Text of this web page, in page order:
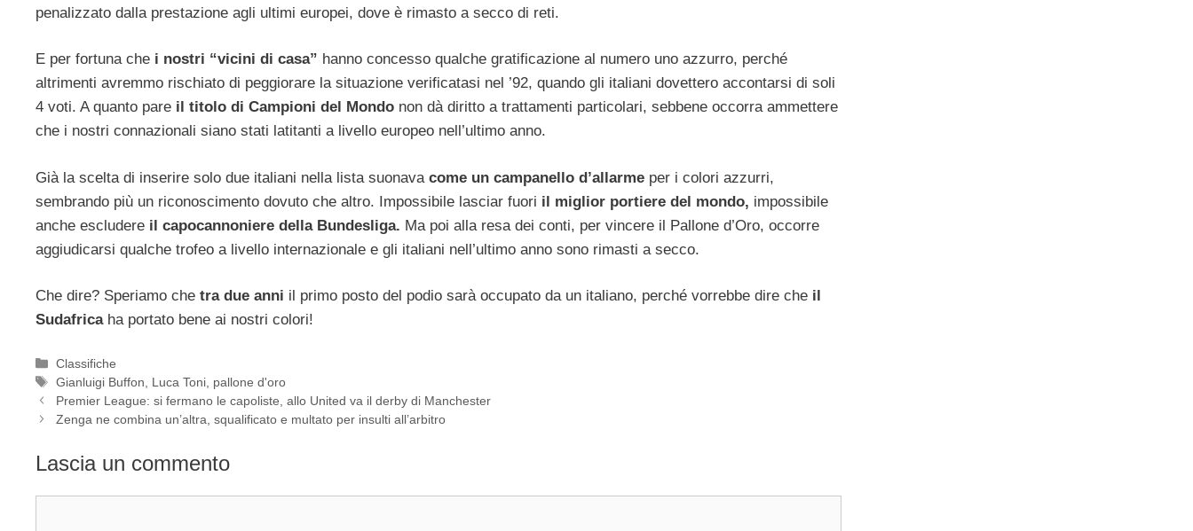
penalizzato dalla prestazione agli ultimi europei, dove è rimasto a secco di reti.
E per fortuna che i nostri “vicini di casa” hanno concesso qualche gratificazione al numero uno azzurro, perché
altrimenti avremmo rischiato di peggiorare la situazione verificatasi nel ’92, quando gli italiani dovettero accontarsi di soli
4 voti. A quanto pare il titolo di Campioni del Mondo non dà diritto a trattamenti particolari, sebbene occorra ammettere
che i nostri connazionali siano stati latitanti a livello europeo nell’ultimo anno.
Già la scelta di inserire solo due italiani nella lista suonava come un campanello d’allarme per i colori azzurri,
sembrando più un riconoscimento dovuto che altro. Impossibile lasciar fuori il miglior portiere del mondo, impossibile
anche escludere il capocannoniere della Bundesliga. Ma poi alla resa dei conti, per vincere il Pallone d’Oro, occorre
aggiudicarsi qualche trofeo a livello internazionale e gli italiani nell’ultimo anno sono rimasti a secco.
Che dire? Speriamo che tra due anni il primo posto del podio sarà occupato da un italiano, perché vorrebbe dire che il
Sudafrica ha portato bene ai nostri colori!
Categorie
Classifiche
Tag
Gianluigi Buffon Luca Toni pallone d'oro
Premier League: si fermano le capoliste, allo United va il derby di Manchester
Zenga ne combina un’altra, squalificato e multato per insulti all’arbitro
Lascia un commento